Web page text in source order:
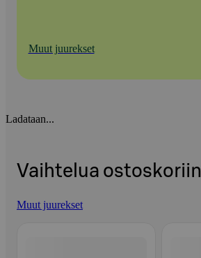
Muut juurekset
Ladataan...
Vaihtelua ostoskoriin
Muut juurekset